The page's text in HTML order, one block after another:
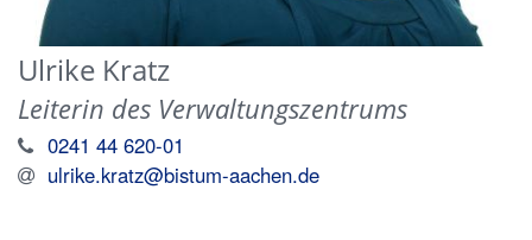
Ulrike Kratz
Leiterin des Verwaltungszentrums
0241 44 620-01
ulrike.kratz@bistum-aachen.de